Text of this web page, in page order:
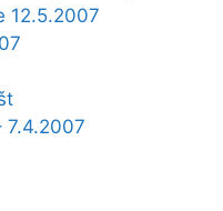
12.5.2007
7.4.2007